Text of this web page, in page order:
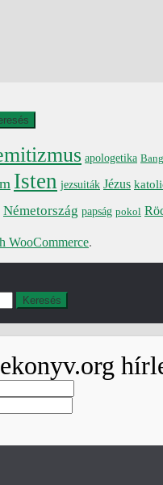
apologetika
Isten jezsuiták Jézus
Németország papság pokol
WooCommerce.
Keresés